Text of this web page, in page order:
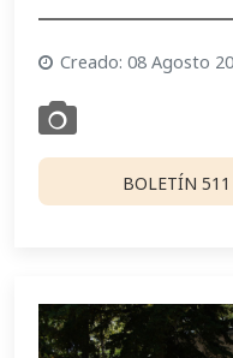
Creado: 08 Agosto
BOLETÍN 511